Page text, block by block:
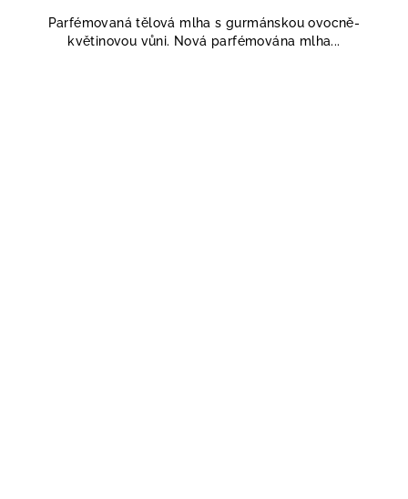
z
5
Parfémovaná tělová mlha s gurmánskou ovocně-
květinovou vůni. Nová parfémována mlha...